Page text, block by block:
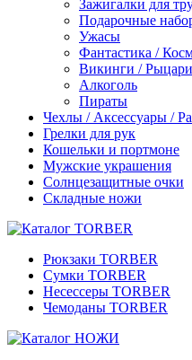
Зажигалки для
Подарочные
Ужасы
Фантастика /
Викинги /
Алкоголь
Пираты
Чехлы / Аксессуары /
Грелки для рук
Кошельки и портмоне
Мужские украшения
Солнцезащитные очки
Складные ножи
Рюкзаки TORBER
Сумки TORBER
Несессеры TORBER
Чемоданы TORBER